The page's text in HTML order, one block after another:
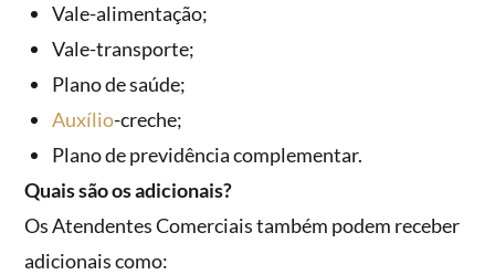
Vale-alimentação;
Vale-transporte;
Plano de saúde;
Auxílio-creche;
Plano de previdência complementar.
Quais são os adicionais?
Os Atendentes Comerciais também podem receber
adicionais como: